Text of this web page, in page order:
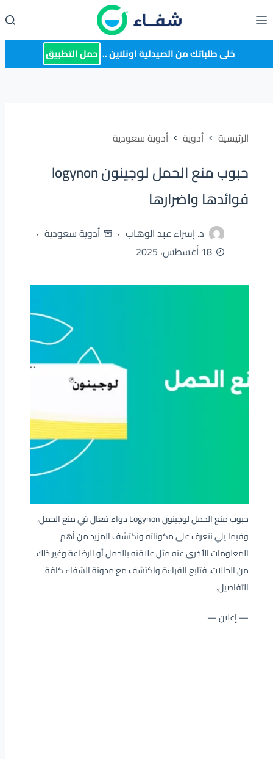
إلى
المحتوى خلى طلباتك من الصيدلية اونلاين .. حمل التطبيق
الرئيسية أدوية أدوية سعودية
حبوب منع الحمل لوجينون logynon
فوائدها واضرارها
د. إسراء عبد الوهاب
أدوية سعودية
18 أغسطس، 2025
حبوب منع الحمل لوجينون Logynon دواء فعال في منع الحمل،
وفيما يلي نتعرف على مكوناته ونكتشف المزيد من أهم
المعلومات الأخرى عنه مثل علاقته بالحمل أو الرضاعة وغير ذلك
من الحالات، فتابع القراءة واكتشف مع مدونة الشفاء كافة
التفاصيل.
— إعلان —